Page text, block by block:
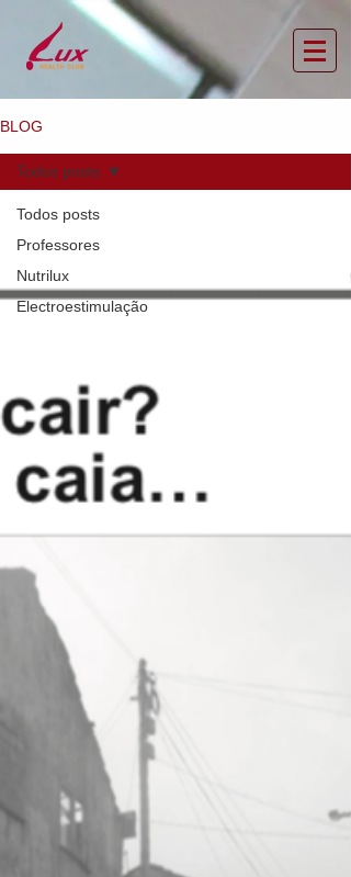
BLOG
Todos posts
Professores
Nutrilux
Electroestimulação
Todos posts